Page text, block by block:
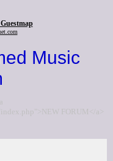
Music
FORUM</a>